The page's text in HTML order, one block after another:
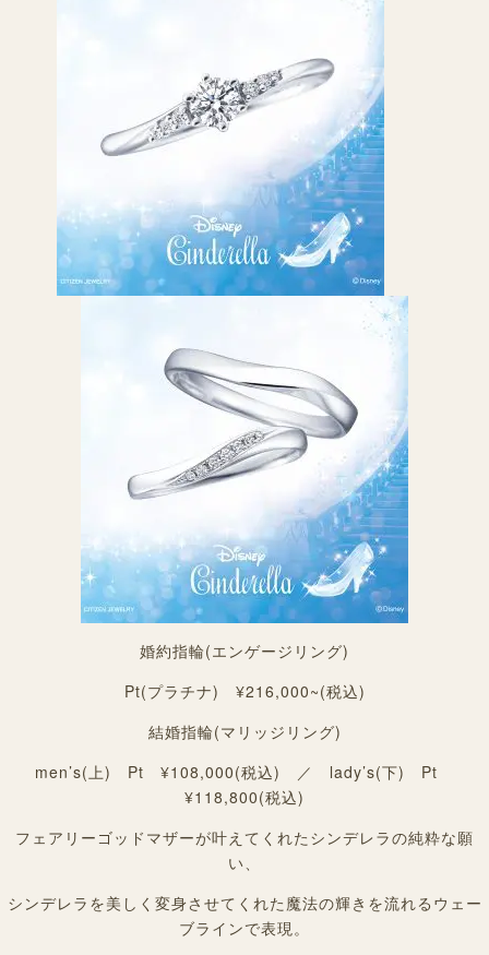
婚約指輪(エンゲージリング)
Pt(プラチナ) ¥216,000~(税込)
結婚指輪(マリッジリング)
men’s(上) Pt ¥108,000(税込) ／ lady’s(下) Pt
¥118,800(税込)
フェアリーゴッドマザーが叶えてくれたシンデレラの純粋な願
い、
シンデレラを美しく変身させてくれた魔法の輝きを流れるウェー
ブラインで表現。